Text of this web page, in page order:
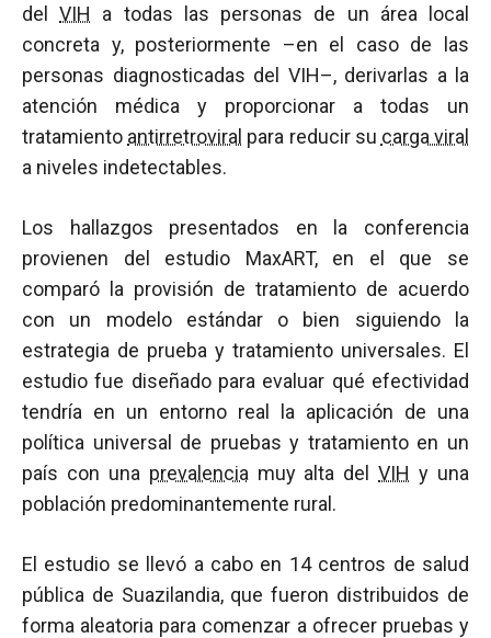
delVIH
a todas las personas de un área local
concreta y, posteriormente –en el caso de las
personas diagnosticadas del VIH–, derivarlas a la
atención médica y proporcionar a todas un
tratamiento antirretroviral para reducir su carga viral
a niveles indetectables.
Los hallazgos presentados en la conferencia
provienen del estudio MaxART, en el que se
comparó la provisión de tratamiento de acuerdo
con un modelo estándar o bien siguiendo la
estrategia de prueba y tratamiento universales. El
estudio fue diseñado para evaluar qué efectividad
tendría en un entorno real la aplicación de una
política universal de pruebas y tratamiento en un
país con una prevalencia muy alta delVIH y una
población predominantemente rural.
El estudio se llevó a cabo en 14 centros de salud
pública de Suazilandia, que fueron distribuidos de
forma aleatoria para comenzar a ofrecer pruebas y